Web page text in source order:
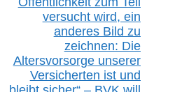
versucht wird, ein
anderes Bild zu
zeichnen: Die
Altersvorsorge unserer
Versicherten ist und